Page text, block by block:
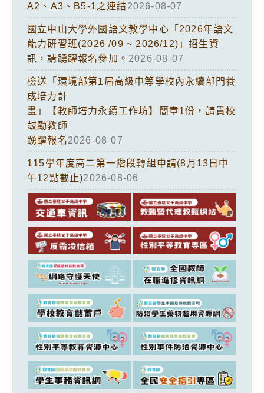
A2、A3、B5-1之連結2026-08-07
國立中山大學外國語文教學中心「2026年語文
能力研習班(2026 /09 ~ 2026/12)」招生資
訊，請踴躍報名參加。 2026-08-07
檢送「環境部第1屆高級中等學校內永續部門養
成培力計
畫」【教師培力永續工作坊】簡章1份，請貴校
鼓勵教師
踴躍報名2026-08-07
115學年度高二第一階段轉組申請(8月13日中
午12點截止)2026-08-06